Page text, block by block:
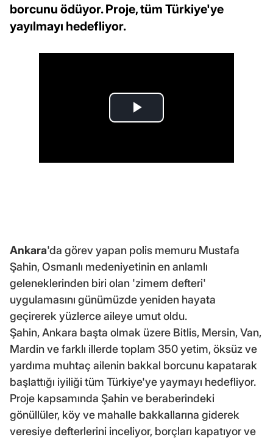
borcunu ödüyor. Proje, tüm Türkiye'ye
yayılmayı hedefliyor.
Ankara'da görev yapan polis memuru Mustafa
Şahin, Osmanlı medeniyetinin en anlamlı
geleneklerinden biri olan 'zimem defteri'
uygulamasını günümüzde yeniden hayata
geçirerek yüzlerce aileye umut oldu.
Şahin, Ankara başta olmak üzere Bitlis, Mersin, Van,
Mardin ve farklı illerde toplam 350 yetim, öksüz ve
yardıma muhtaç ailenin bakkal borcunu kapatarak
başlattığı iyiliği tüm Türkiye'ye yaymayı hedefliyor.
Proje kapsamında Şahin ve beraberindeki
gönüllüler, köy ve mahalle bakkallarına giderek
veresiye defterlerini inceliyor, borçları kapatıyor ve